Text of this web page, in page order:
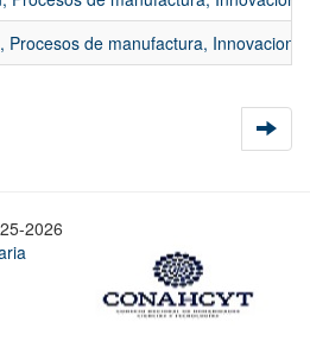
Procesos de manufactura,
2026